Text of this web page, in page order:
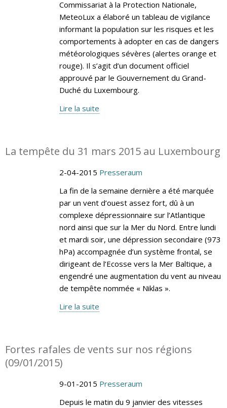
Commissariat à la Protection Nationale,
MeteoLux a élaboré un tableau de vigilance
informant la population sur les risques et les
comportements à adopter en cas de dangers
météorologiques sévères (alertes orange et
rouge). Il s’agit d’un document officiel
approuvé par le Gouvernement du Grand-
Duché du Luxembourg.
Lire la suite
La tempête du 31 mars 2015 au Luxembourg
2-04-2015 Presseraum
La fin de la semaine dernière a été marquée
par un vent d’ouest assez fort, dû à un
complexe dépressionnaire sur l’Atlantique
nord ainsi que sur la Mer du Nord. Entre lundi
et mardi soir, une dépression secondaire (973
hPa) accompagnée d’un système frontal, se
dirigeant de l’Ecosse vers la Mer Baltique, a
engendré une augmentation du vent au niveau
de tempête nommée « Niklas ».
Lire la suite
Fortes rafales de vents sur nos régions
(09/01/2015)
9-01-2015 Presseraum
Depuis le matin du 9 janvier des vitesses